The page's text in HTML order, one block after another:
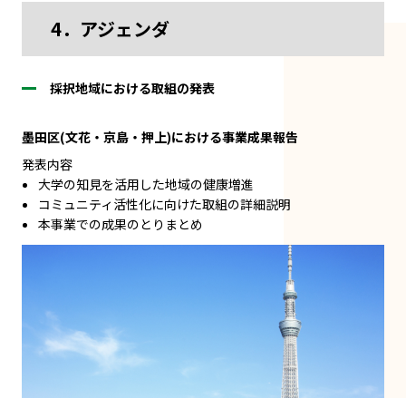
4．アジェンダ
採択地域における取組の発表
墨田区(文花・京島・押上)における事業成果報告
発表内容
大学の知見を活用した地域の健康増進
コミュニティ活性化に向けた取組の詳細説明
本事業での成果のとりまとめ